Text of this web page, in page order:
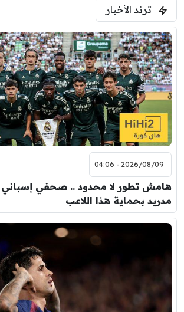
ليفربول
ترند الأخبار
2026/08/09 - 04:06
هامش تطور لا محدود .. صحفي إسباني
مدريد بحماية هذا اللاعب